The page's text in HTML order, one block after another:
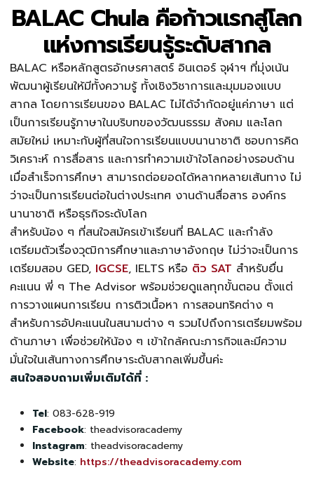
BALAC Chula คือก้าวแรกสู่โลก
แห่งการเรียนรู้ระดับสากล
BALAC หรือหลักสูตรอักษรศาสตร์ อินเตอร์ จุฬาฯ ที่มุ่งเน้น
พัฒนาผู้เรียนให้มีทั้งความรู้ ทั้งเชิงวิชาการและมุมมองแบบ
สากล โดยการเรียนของ BALAC ไม่ได้จำกัดอยู่แค่ภาษา แต่
เป็นการเรียนรู้ภาษาในบริบทของวัฒนธรรม สังคม และโลก
สมัยใหม่ เหมาะกับผู้ที่สนใจการเรียนแบบนานาชาติ ชอบการคิด
วิเคราะห์ การสื่อสาร และการทำความเข้าใจโลกอย่างรอบด้าน
เมื่อสำเร็จการศึกษา สามารถต่อยอดได้หลากหลายเส้นทาง ไม่
ว่าจะเป็นการเรียนต่อในต่างประเทศ งานด้านสื่อสาร องค์กร
นานาชาติ หรือธุรกิจระดับโลก
สำหรับน้อง ๆ ที่สนใจสมัครเข้าเรียนที่ BALAC และกำลัง
เตรียมตัวเรื่องวุฒิการศึกษาและภาษาอังกฤษ ไม่ว่าจะเป็นการ
เตรียมสอบ GED, IGCSE, IELTS หรือ ติว SAT สำหรับยื่น
คะแนน พี่ ๆ The Advisor พร้อมช่วยดูแลทุกขั้นตอน ตั้งแต่
การวางแผนการเรียน การติวเนื้อหา การสอนทริคต่าง ๆ
สำหรับการอัปคะแนนในสนามต่าง ๆ รวมไปถึงการเตรียมพร้อม
ด้านภาษา เพื่อช่วยให้น้อง ๆ เข้าใกล้คณะภารกิจและมีความ
มั่นใจในเส้นทางการศึกษาระดับสากลเพิ่มขึ้นค่ะ
สนใจสอบถามเพิ่มเติมได้ที่ :
Tel: 083-628-919
Facebook: theadvisoracademy
Instagram: theadvisoracademy
Website: https://theadvisoracademy.com